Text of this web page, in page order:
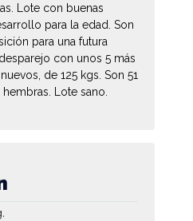
Lote con buenas
para la edad. Son
para una futura
con unos 5 más
de 125 kgs. Son 51
Lote sano.